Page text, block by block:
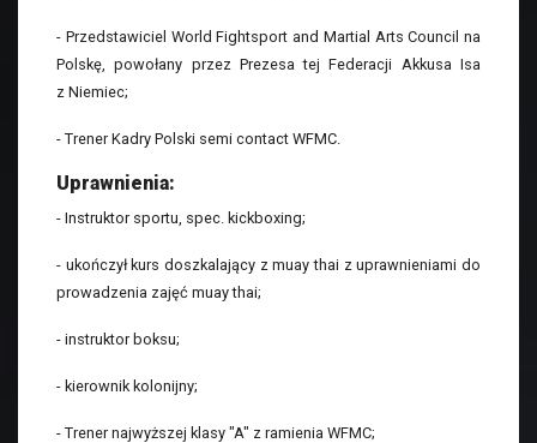
- Przedstawiciel World Fightsport and Martial Arts Council na
Polskę, powołany przez Prezesa tej Federacji Akkusa Isa
z Niemiec;
- Trener Kadry Polski semi contact WFMC.
Uprawnienia:
- Instruktor sportu, spec. kickboxing;
- ukończył kurs doszkalający z muay thai z uprawnieniami do
prowadzenia zajęć muay thai;
- instruktor boksu;
- kierownik kolonijny;
- Trener najwyższej klasy "A" z ramienia WFMC;